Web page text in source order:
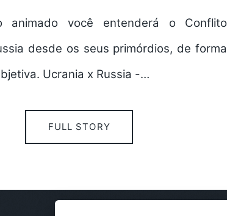
animado você entenderá o Conflito
desde os seus primórdios, de forma
Ucrania x Russia -…
FULL STORY